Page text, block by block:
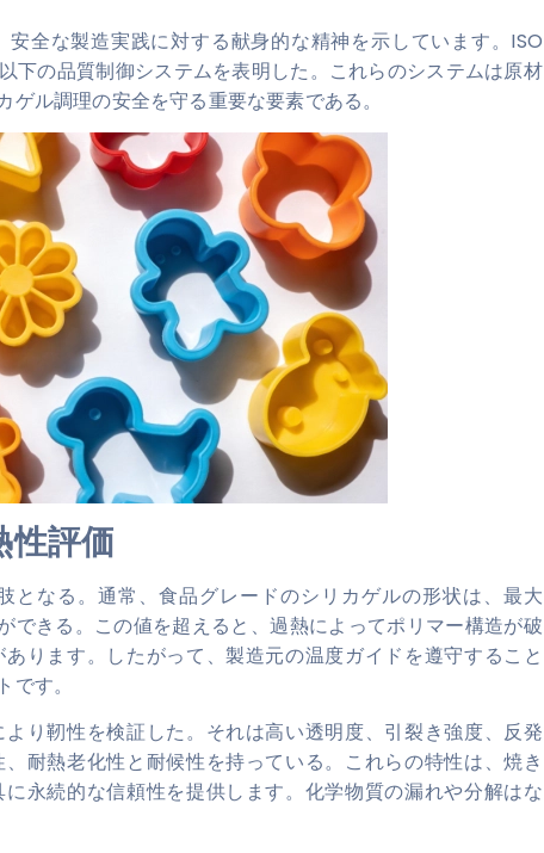
全な製造実践に対する献身的な精神を示しています。ISO
下の品質制御システムを表明した。これらのシステムは原材
ル調理の安全を守る重要な要素である。
性評価
となる。通常、食品グレードのシリカゲルの形状は、最大
きる。この値を超えると、過熱によってポリマー構造が破
ります。したがって、製造元の温度ガイドを遵守すること
す。
り靭性を検証した。それは高い透明度、引裂き強度、反発
耐熱老化性と耐候性を持っている。これらの特性は、焼き
永続的な信頼性を提供します。化学物質の漏れや分解はな